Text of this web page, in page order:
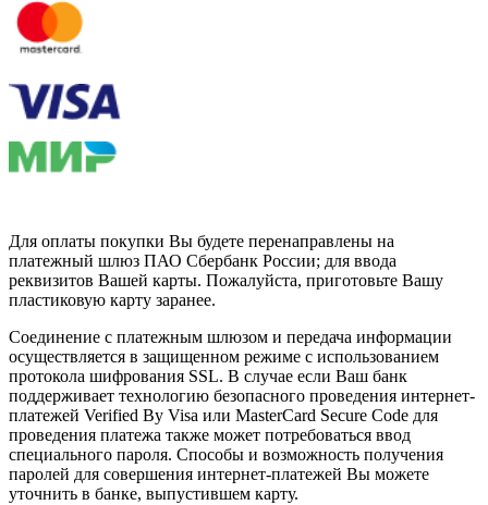
Для оплаты покупки Вы будете перенаправлены на
платежный шлюз ПАО Сбербанк России; для ввода
реквизитов Вашей карты. Пожалуйста, приготовьте Вашу
пластиковую карту заранее.
Соединение с платежным шлюзом и передача информации
осуществляется в защищенном режиме с использованием
протокола шифрования SSL. В случае если Ваш банк
поддерживает технологию безопасного проведения интернет-
платежей Verified By Visa или MasterCard Secure Code для
проведения платежа также может потребоваться ввод
специального пароля. Способы и возможность получения
паролей для совершения интернет-платежей Вы можете
уточнить в банке, выпустившем карту.